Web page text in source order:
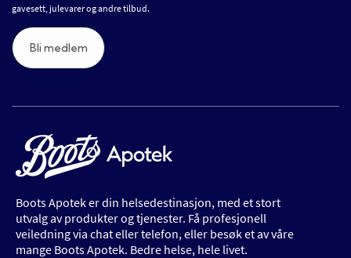
gavesett, julevarer og andre tilbud.
Bli medlem
Boots Apotek er din helsedestinasjon, med et stort
utvalg av produkter og tjenester. Få profesjonell
veiledning via chat eller telefon, eller besøk et av våre
mange Boots Apotek. Bedre helse, hele livet.